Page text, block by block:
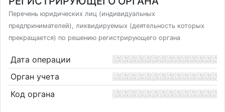
Перечень юридических лиц (индивидуальных
предпринимателей), ликвидируемых (деятельность которых
прекращается) по решению регистрирующего органа
Дата операции
Орган учета
Код органа